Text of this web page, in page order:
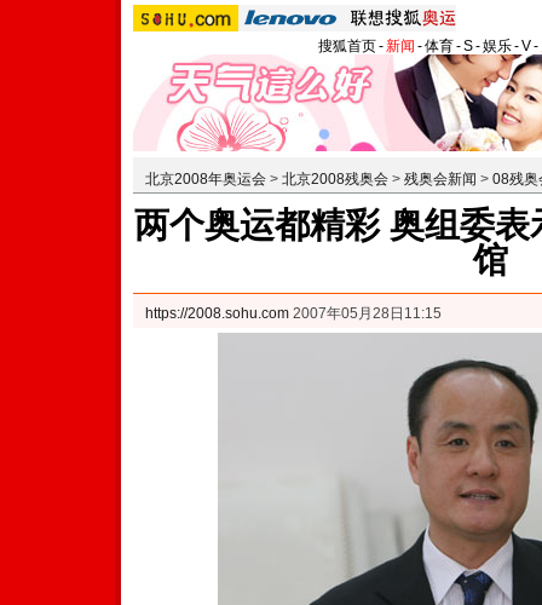
搜狐首页-新闻 -体育-S-娱乐-V-
北京2008年奥运会 > 北京2008残奥会 > 残奥会新闻 > 08残奥
两个奥运都精彩 奥组委
馆
https://2008.sohu.com 2007年05月28日11:15